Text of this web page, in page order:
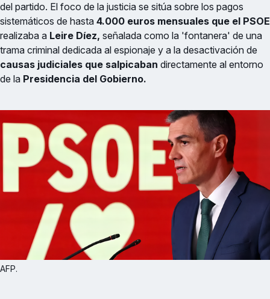
del partido. El foco de la justicia se sitúa sobre los pagos
sistemáticos de hasta 4.000 euros mensuales que el PSOE
realizaba a Leire Díez, señalada como la 'fontanera' de una
trama criminal dedicada al espionaje y a la desactivación de
causas judiciales que salpicaban directamente al entorno
de la Presidencia del Gobierno.
AFP.